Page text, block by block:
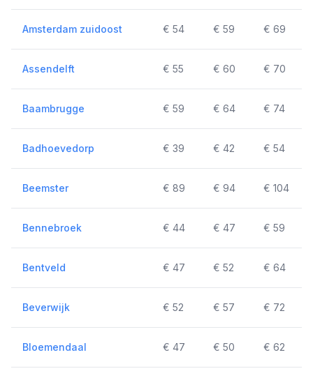
Amsterdam zuidoost € 54 € 59 € 69
Assendelft € 55 € 60 € 70
Baambrugge € 59 € 64 € 74
Badhoevedorp € 39 € 42 € 54
Beemster € 89 € 94 € 104
Bennebroek € 44 € 47 € 59
Bentveld € 47 € 52 € 64
Beverwijk € 52 € 57 € 72
Bloemendaal € 47 € 50 € 62